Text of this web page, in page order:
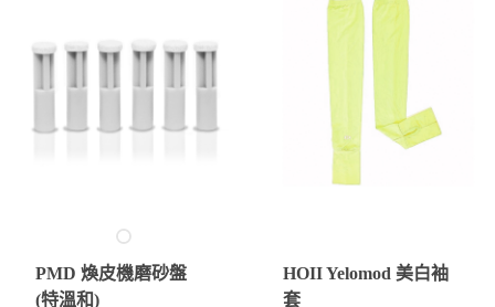
PMD 煥皮機磨砂盤
(特溫和)
HOII Yelomod 美白袖
套